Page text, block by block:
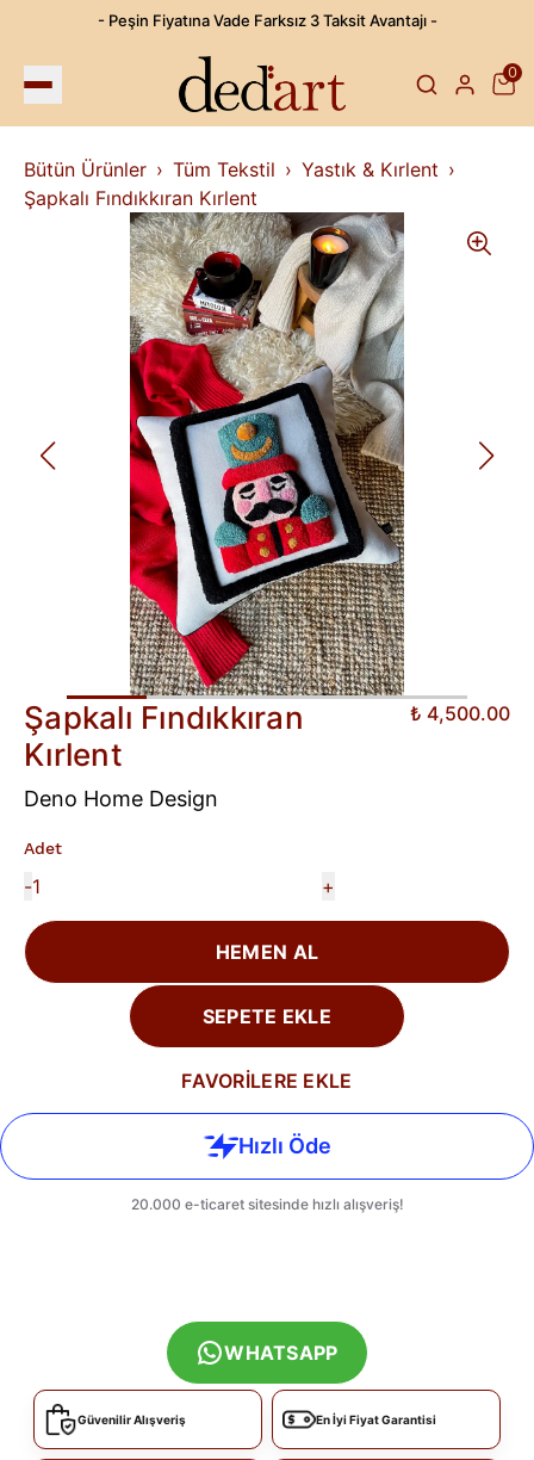
- Peşin Fiyatına Vade Farksız 3 Taksit Avantajı -
0
Bütün Ürünler Tüm Tekstil
Yastık & Kırlent
Şapkalı Fındıkkıran Kırlent
Şapkalı Fındıkkıran
Kırlent
₺ 4,500.00
Deno Home Design
Adet
- +
HEMEN AL
SEPETE EKLE
FAVORİLERE EKLE
WHATSAPP
Güvenilir Alışveriş En İyi Fiyat Garantisi